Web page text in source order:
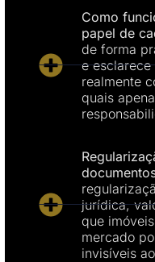
Como
papel de
de forma
e esclarece
realmente
quais
jurídica,
que
mercado
invisíveis